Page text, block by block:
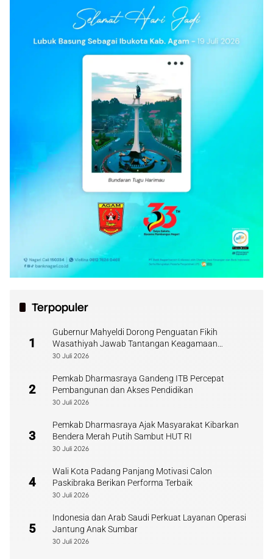
Terpopuler
1
Gubernur Mahyeldi Dorong Penguatan Fikih
Wasathiyah Jawab Tantangan Keagamaan
Kontemporer
30 Juli 2026
2
Pemkab Dharmasraya Gandeng ITB Percepat
Pembangunan dan Akses Pendidikan
30 Juli 2026
3
Pemkab Dharmasraya Ajak Masyarakat Kibarkan
Bendera Merah Putih Sambut HUT RI
30 Juli 2026
4
Wali Kota Padang Panjang Motivasi Calon
Paskibraka Berikan Performa Terbaik
30 Juli 2026
5
Indonesia dan Arab Saudi Perkuat Layanan Operasi
Jantung Anak Sumbar
30 Juli 2026